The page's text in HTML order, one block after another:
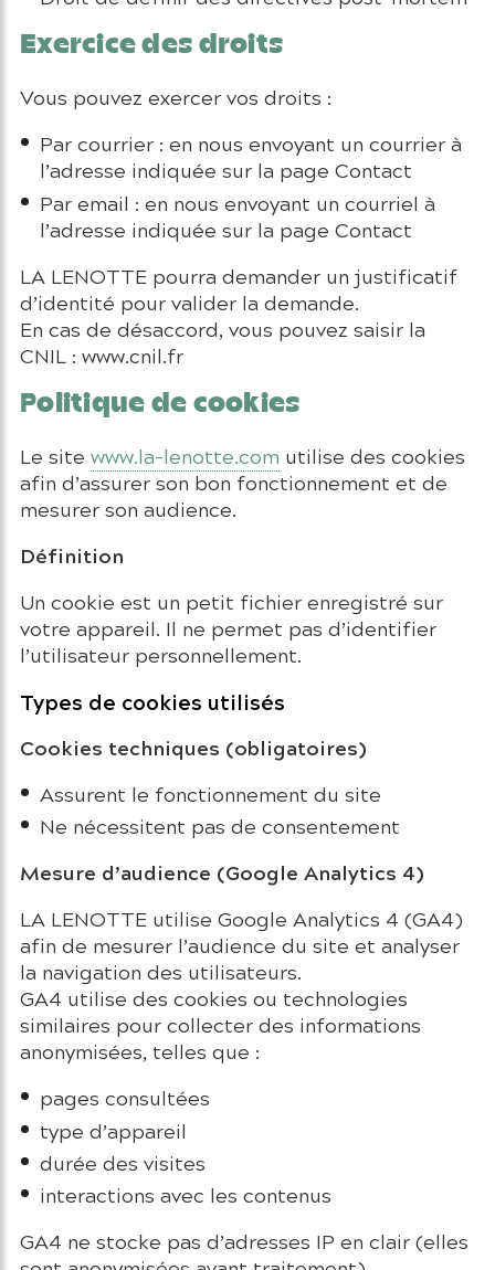
Exercice des droits
Vous pouvez exercer vos droits :
Par courrier : en nous envoyant un courrier à
l’adresse indiquée sur la page Contact
Par email : en nous envoyant un courriel à
l’adresse indiquée sur la page Contact
LA LENOTTE pourra demander un justificatif
d’identité pour valider la demande.
En cas de désaccord, vous pouvez saisir la
CNIL : www.cnil.fr
Politique de cookies
Le site www.la-lenotte.com utilise des cookies
afin d’assurer son bon fonctionnement et de
mesurer son audience.
Définition
Un cookie est un petit fichier enregistré sur
votre appareil. Il ne permet pas d’identifier
l’utilisateur personnellement.
Types de cookies utilisés
Cookies techniques (obligatoires)
Assurent le fonctionnement du site
Ne nécessitent pas de consentement
Mesure d’audience (Google Analytics 4)
LA LENOTTE utilise Google Analytics 4 (GA4)
afin de mesurer l’audience du site et analyser
la navigation des utilisateurs.
GA4 utilise des cookies ou technologies
similaires pour collecter des informations
anonymisées, telles que :
pages consultées
type d’appareil
durée des visites
interactions avec les contenus
GA4 ne stocke pas d’adresses IP en clair (elles